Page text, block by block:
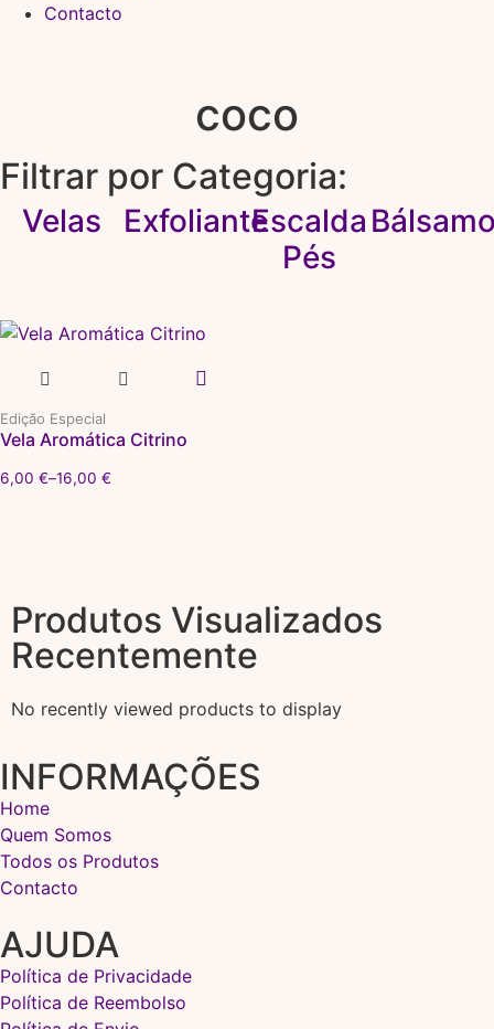
Contacto
coco
Filtrar por Categoria:
Velas ExfolianteEscalda
Pés
Edição Especial
Vela Aromática Citrino
6,00 €–16,00 €
Produtos Visualizados
Recentemente
No recently viewed products to display
INFORMAÇÕES
Home
Quem Somos
Todos os Produtos
Contacto
AJUDA
Política de Privacidade
Política de Reembolso